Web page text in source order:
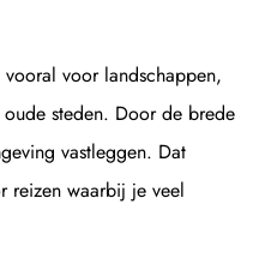
voor landschappen,
steden. Door de brede
vastleggen. Dat
reizen waarbij je veel